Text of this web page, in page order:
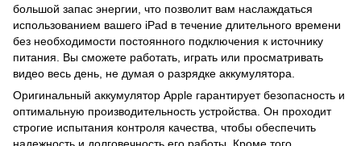
большой запас энергии, что позволит вам наслаждаться
использованием вашего iPad в течение длительного времени
без необходимости постоянного подключения к источнику
питания. Вы сможете работать, играть или просматривать
видео весь день, не думая о разрядке аккумулятора.
Оригинальный аккумулятор Apple гарантирует безопасность и
оптимальную производительность устройства. Он проходит
строгие испытания контроля качества, чтобы обеспечить